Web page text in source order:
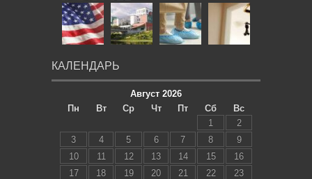
КАЛЕНДАРЬ
Август 2026
Пн
Вт Ср Чт Пт Сб
Вс
1
2
3
4 5 6 7 8
9
10
11 12 13 14 15
16
17
18 19 20 21 22
23